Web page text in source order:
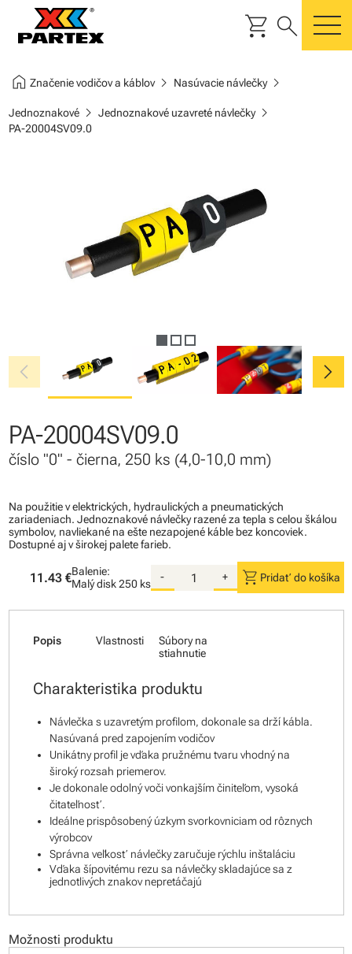
shopping_cart search
home Značenie vodičov a káblovchevron_right Nasúvacie návlečkychevron_right
Jednoznakovéchevron_right Jednoznakové uzavreté návlečkychevron_right
PA-20004SV09.0
chevron_left chevron_right
PA-20004SV09.0
číslo "0" - čierna, 250 ks (4,0-10,0 mm)
Na použitie v elektrických, hydraulických a pneumatických
zariadeniach. Jednoznakové návlečky razené za tepla s celou škálou
symbolov, navliekané na ešte nezapojené káble bez koncoviek.
Dostupné aj v širokej palete farieb.
11.43 €Balenie:
Malý disk250 ks
- + shopping_cart Pridať do košíka
Popis Vlastnosti
Súbory na
stiahnutie
Charakteristika produktu
Návlečka s uzavretým profilom, dokonale sa drží kábla.
Nasúvaná pred zapojením vodičov
Unikátny profil je vďaka pružnému tvaru vhodný na
široký rozsah priemerov.
Je dokonale odolný voči vonkajším činiteľom, vysoká
čitateľnosť.
Ideálne prispôsobený úzkym svorkovniciam od rôznych
výrobcov
Správna veľkosť návlečky zaručuje rýchlu inštaláciu
Vďaka šípovitému rezu sa návlečky skladajúce sa z
jednotlivých znakov nepretáčajú
Možnosti produktu